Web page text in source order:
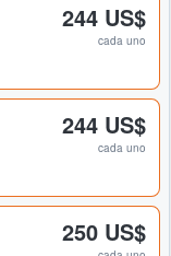
244 US$
cada uno
244 US$
cada uno
250 US$